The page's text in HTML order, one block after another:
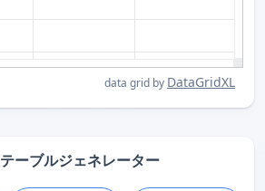
data grid by DataGridXL
テーブルジェネレーター